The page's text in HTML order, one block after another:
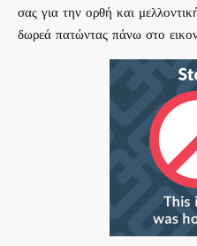
σας για την ορθή και
δωρεά πατώντας πάνω στο